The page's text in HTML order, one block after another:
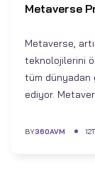
Metaverse
Metaverse,
teknolojilerini
tüm dünyadan
ediyor.
BY360AVM